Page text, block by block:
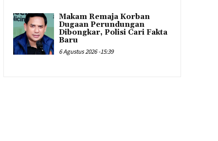
Makam Remaja Korban
Dugaan Perundungan
Dibongkar, Polisi Cari Fakta
Baru
6 Agustus 2026 -15:39